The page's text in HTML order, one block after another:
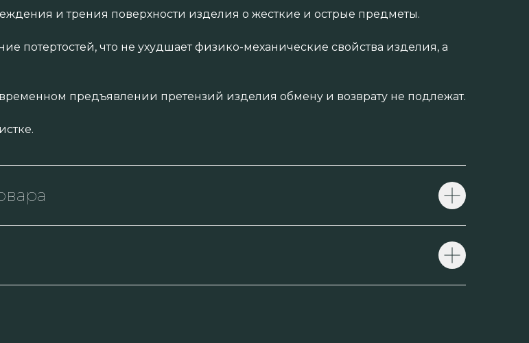
и трения поверхности изделия о жесткие и острые предметы.
потертостей, что не ухудшает физико-механические свойства изделия, а
предъявлении претензий изделия обмену и возврату не подлежат.